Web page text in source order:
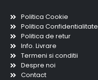
Politica Cookie
Politica Confidentialitate
Politica de retur
Info. Livrare
Termeni si conditii
Despre noi
Contact